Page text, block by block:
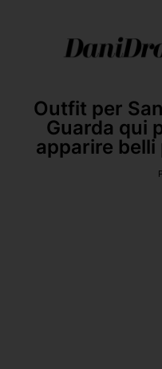
Outfit per
Guarda qui
apparire